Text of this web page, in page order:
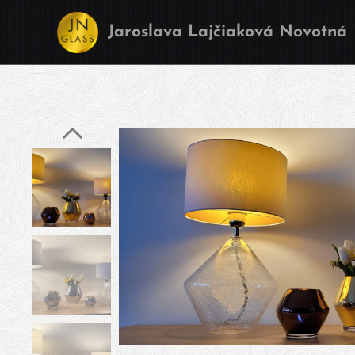
Jaroslava Lajčiaková Novotná